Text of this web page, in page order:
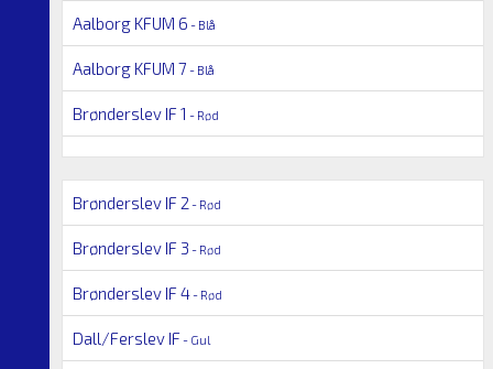
Aalborg KFUM 6 - Blå
Aalborg KFUM 7 - Blå
Brønderslev IF 1 - Rød
Brønderslev IF 2 - Rød
Brønderslev IF 3 - Rød
Brønderslev IF 4- Rød
Dall/Ferslev IF - Gul